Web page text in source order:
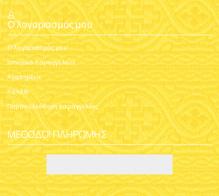
Ο λογαριασμός μου
Ο λογαριασμός μου
Ιστορικό παραγγελιών
Αγαπημένα
Καλάθι
Παρακολούθηση παραγγελίας
ΜΈΘΟΔΟΙ ΠΛΗΡΩΜΉΣ